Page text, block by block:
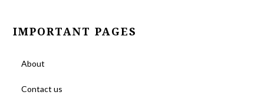
IMPORTANT PAGES
About
Contact us